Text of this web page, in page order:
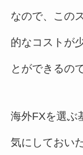
なので、この
的なコストが
とができるの
海外FXを選ぶ
気にしておい